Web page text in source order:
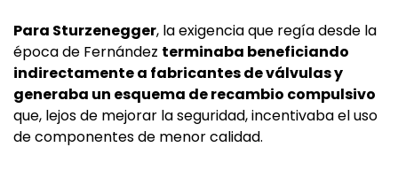
Para Sturzenegger, la exigencia que regía desde la
época de Fernández terminaba beneficiando
indirectamente a fabricantes de válvulas y
generaba un esquema de recambio compulsivo
que, lejos de mejorar la seguridad, incentivaba el uso
de componentes de menor calidad.